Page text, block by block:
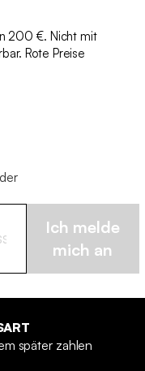
200 €. Nicht mit
Rote Preise
Ich melde
mich an
später zahlen